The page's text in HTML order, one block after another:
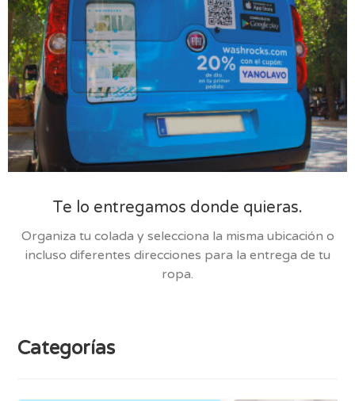
Te lo entregamos donde quieras.
Organiza tu colada y selecciona la misma ubicación o
incluso diferentes direcciones para la entrega de tu
ropa.
Categorías